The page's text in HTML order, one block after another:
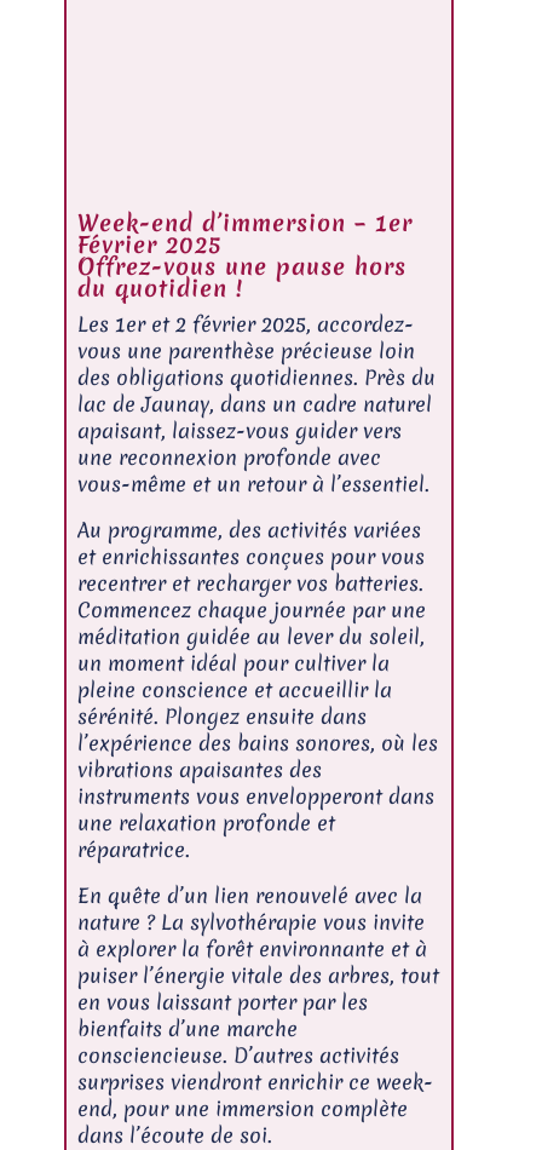
Week-end d’immersion – 1er
Février 2025
Offrez-vous une pause hors
du quotidien !
Les 1er et 2 février 2025, accordez-
vous une parenthèse précieuse loin
des obligations quotidiennes. Près du
lac de Jaunay, dans un cadre naturel
apaisant, laissez-vous guider vers
une reconnexion profonde avec
vous-même et un retour à l’essentiel.
Au programme, des activités variées
et enrichissantes conçues pour vous
recentrer et recharger vos batteries.
Commencez chaque journée par une
méditation guidée au lever du soleil,
un moment idéal pour cultiver la
pleine conscience et accueillir la
sérénité. Plongez ensuite dans
l’expérience des bains sonores, où les
vibrations apaisantes des
instruments vous envelopperont dans
une relaxation profonde et
réparatrice.
En quête d’un lien renouvelé avec la
nature ? La sylvothérapie vous invite
à explorer la forêt environnante et à
puiser l’énergie vitale des arbres, tout
en vous laissant porter par les
bienfaits d’une marche
consciencieuse. D’autres activités
surprises viendront enrichir ce week-
end, pour une immersion complète
dans l’écoute de soi.